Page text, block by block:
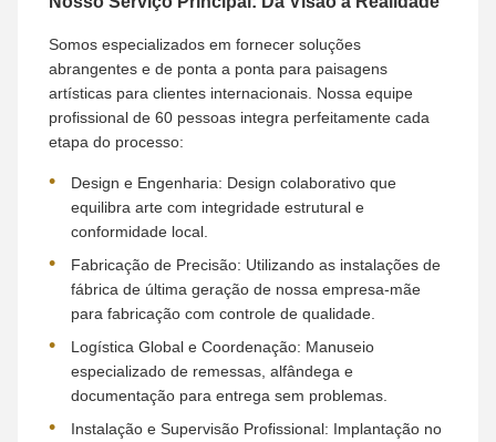
Somos especializados em fornecer soluções
abrangentes e de ponta a ponta para paisagens
artísticas para clientes internacionais. Nossa equipe
profissional de 60 pessoas integra perfeitamente cada
etapa do processo:
Design e Engenharia: Design colaborativo que
equilibra arte com integridade estrutural e
conformidade local.
Fabricação de Precisão: Utilizando as instalações de
fábrica de última geração de nossa empresa-mãe
para fabricação com controle de qualidade.
Logística Global e Coordenação: Manuseio
especializado de remessas, alfândega e
documentação para entrega sem problemas.
Instalação e Supervisão Profissional: Implantação no